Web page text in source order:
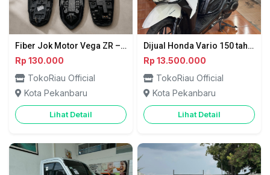
Fiber Jok Motor Vega ZR – Bikin Motor Makin Keren dan Rapi - Pekanbaru
Rp 130.000
TokoRiau Official
Kota Pekanbaru
Lihat Detail
Dijual Honda Vario 150 tahun 2017 - Pekanbaru
Rp 13.500.000
TokoRiau Official
Kota Pekanbaru
Lihat Detail